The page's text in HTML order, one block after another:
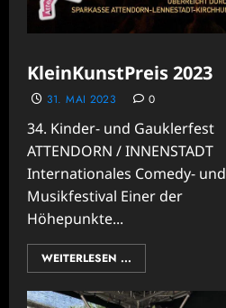
KleinKunstPreis 2023
31. MAI 2023 0
34. Kinder- und Gauklerfest
ATTENDORN / INNENSTADT
Internationales Comedy- und
Musikfestival Einer der
Höhepunkte...
WEITERLESEN ...